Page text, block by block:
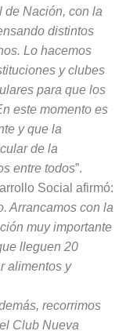
de Nación, con la
distintos
Lo hacemos
y clubes
para que los
este momento es
y que la
de la
entre todos”.
Social afirmó:
Arrancamos con la
muy importante
lleguen 20
alimentos y
recorrimos
Club Nueva